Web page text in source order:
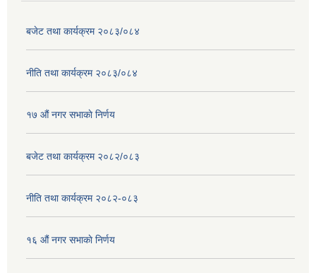
बजेट तथा कार्यक्रम २०८३/०८४
नीति तथा कार्यक्रम २०८३/०८४
१७ ‌‍औं नगर सभाकाे निर्णय
बजेट तथा कार्यक्रम २०८२/०८३
नीति तथा कार्यक्रम २०८२-०८३
१६ ‌औं नगर सभाकाे निर्णय